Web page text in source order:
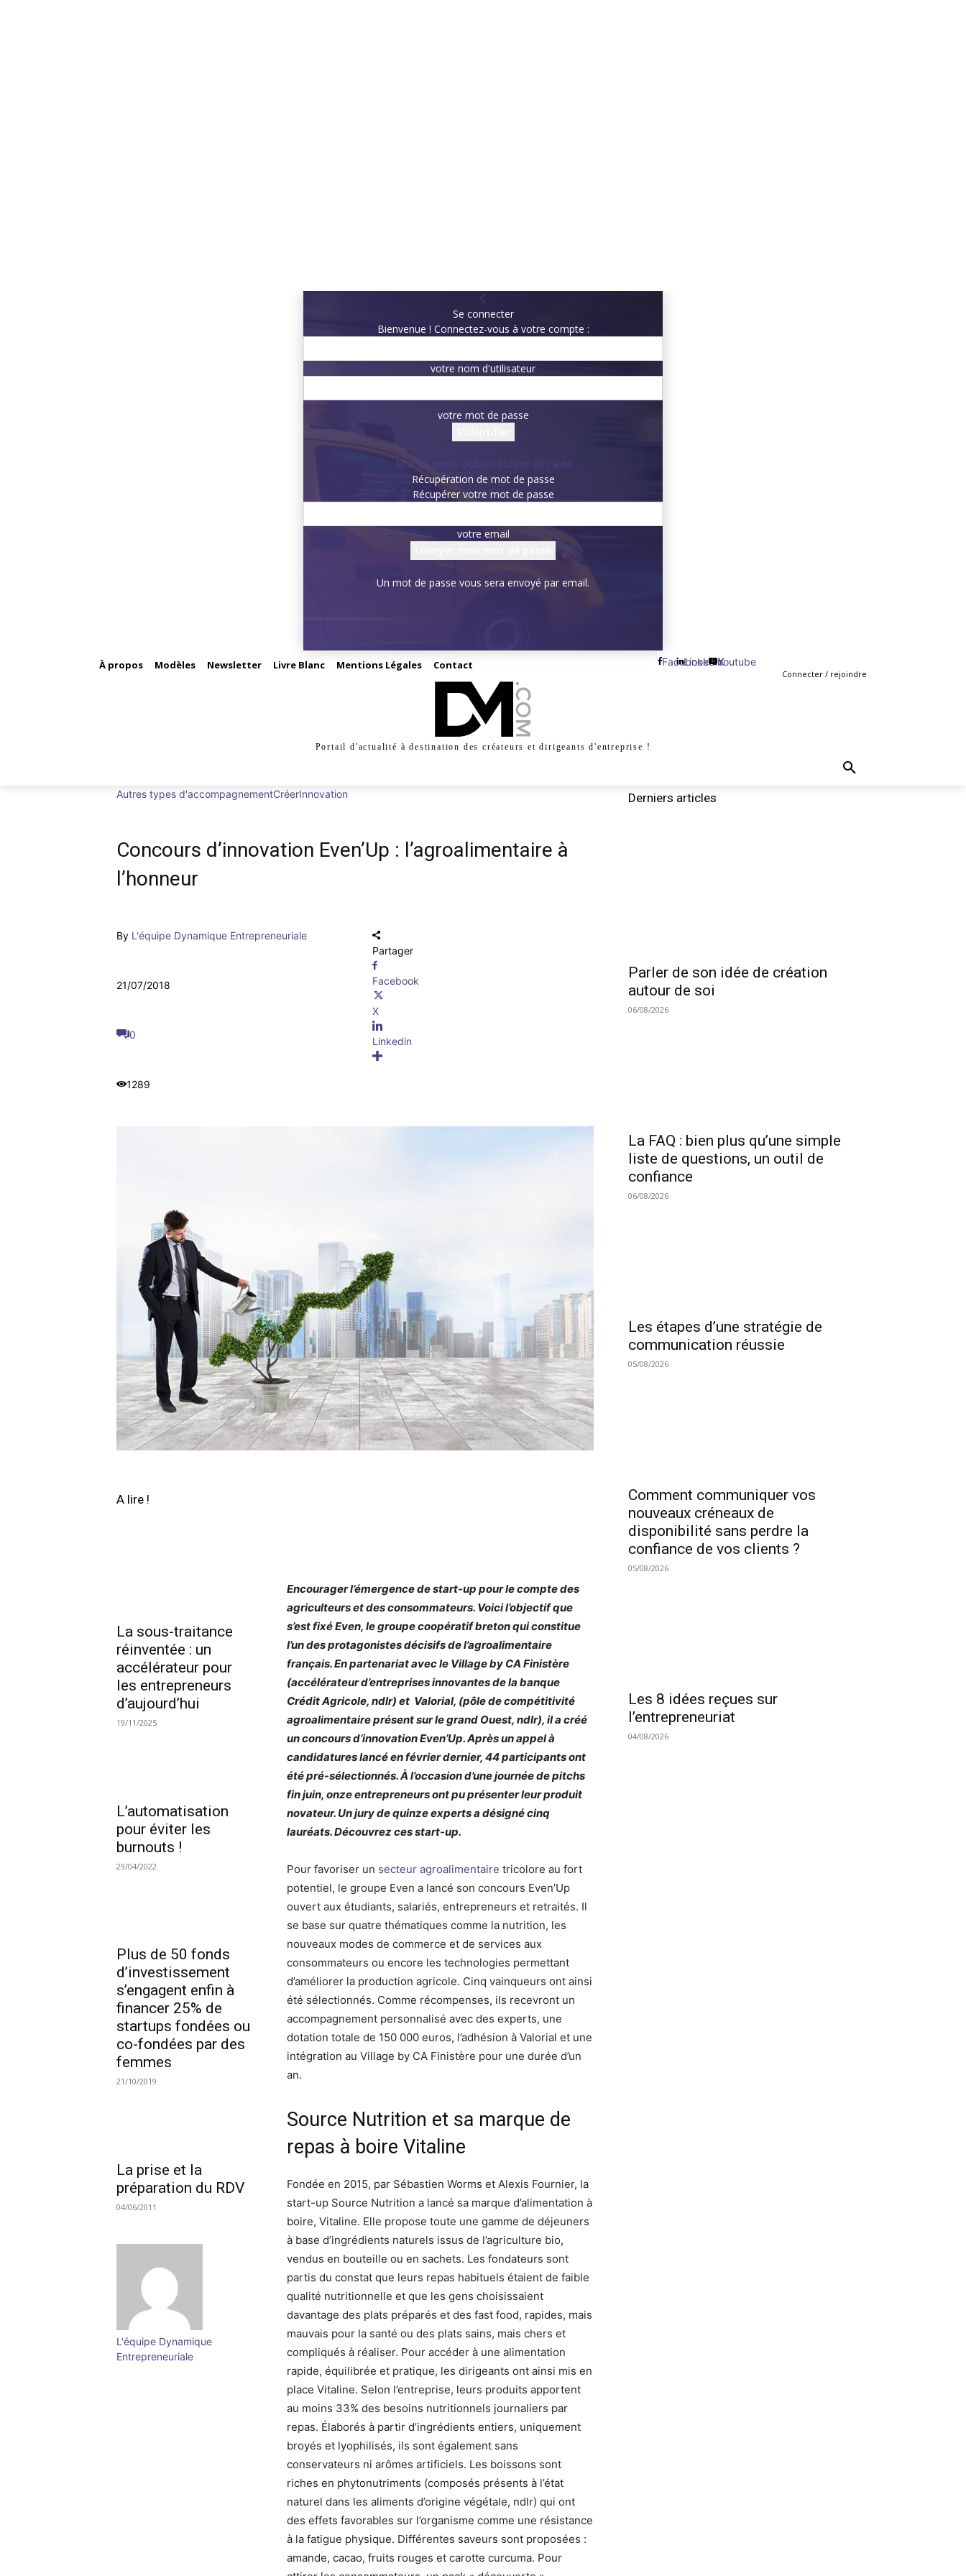
Se connecter
Bienvenue ! Connectez-vous à votre compte :
votre nom d'utilisateur
votre mot de passe
Mot de passe oublié? obtenir de l'aide
Récupération de mot de passe
Récupérer votre mot de passe
votre email
Un mot de passe vous sera envoyé par email.
À propos Modèles Newsletter Livre Blanc Mentions Légales Contact Facebook
Linkedin
X
Youtube
Connecter / rejoindre
Portail d'actualité à destination des créateurs et dirigeants d'entreprise !
Autres types d'accompagnementCréerInnovation
Concours d’innovation Even’Up : l’agroalimentaire à
l’honneur
By L'équipe Dynamique Entrepreneuriale
21/07/2018
0
1289
Partager
Facebook
X
Linkedin
A lire !
La sous-traitance
réinventée : un
accélérateur pour
les entrepreneurs
d’aujourd’hui
19/11/2025
L’automatisation
pour éviter les
burnouts !
29/04/2022
Plus de 50 fonds
d’investissement
s’engagent enfin à
financer 25% de
startups fondées ou
co-fondées par des
femmes
21/10/2019
La prise et la
préparation du RDV
04/06/2011
L'équipe Dynamique
Entrepreneuriale
Encourager l’émergence de start-up pour le compte des
agriculteurs et des consommateurs. Voici l’objectif que
s’est fixé Even, le groupe coopératif breton qui constitue
l’un des protagonistes décisifs de l’agroalimentaire
français. En partenariat avec le Village by CA Finistère
(accélérateur d’entreprises innovantes de la banque
Crédit Agricole, ndlr) et Valorial, (pôle de compétitivité
agroalimentaire présent sur le grand Ouest, ndlr), il a créé
un concours d’innovation Even’Up. Après un appel à
candidatures lancé en février dernier, 44 participants ont
été pré-sélectionnés. À l’occasion d’une journée de pitchs
fin juin, onze entrepreneurs ont pu présenter leur produit
novateur. Un jury de quinze experts a désigné cinq
lauréats. Découvrez ces start-up.
Pour favoriser un secteur agroalimentaire tricolore au fort
potentiel, le groupe Even a lancé son concours Even’Up
ouvert aux étudiants, salariés, entrepreneurs et retraités. Il
se base sur quatre thématiques comme la nutrition, les
nouveaux modes de commerce et de services aux
consommateurs ou encore les technologies permettant
d’améliorer la production agricole. Cinq vainqueurs ont ainsi
été sélectionnés. Comme récompenses, ils recevront un
accompagnement personnalisé avec des experts, une
dotation totale de 150 000 euros, l’adhésion à Valorial et une
intégration au Village by CA Finistère pour une durée d’un
an.
Source Nutrition et sa marque de
repas à boire Vitaline
Fondée en 2015, par Sébastien Worms et Alexis Fournier, la
start-up Source Nutrition a lancé sa marque d’alimentation à
boire, Vitaline. Elle propose toute une gamme de déjeuners
à base d’ingrédients naturels issus de l’agriculture bio,
vendus en bouteille ou en sachets. Les fondateurs sont
partis du constat que leurs repas habituels étaient de faible
qualité nutritionnelle et que les gens choisissaient
davantage des plats préparés et des fast food, rapides, mais
mauvais pour la santé ou des plats sains, mais chers et
compliqués à réaliser. Pour accéder à une alimentation
rapide, équilibrée et pratique, les dirigeants ont ainsi mis en
place Vitaline. Selon l’entreprise, leurs produits apportent
au moins 33% des besoins nutritionnels journaliers par
repas. Élaborés à partir d’ingrédients entiers, uniquement
broyés et lyophilisés, ils sont également sans
conservateurs ni arômes artificiels. Les boissons sont
riches en phytonutriments (composés présents à l’état
naturel dans les aliments d’origine végétale, ndlr) qui ont
des effets favorables sur l’organisme comme une résistance
à la fatigue physique. Différentes saveurs sont proposées :
amande, cacao, fruits rouges et carotte curcuma. Pour
Derniers articles
Parler de son idée de création
autour de soi
06/08/2026
La FAQ : bien plus qu’une simple
liste de questions, un outil de
confiance
06/08/2026
Les étapes d’une stratégie de
communication réussie
05/08/2026
Comment communiquer vos
nouveaux créneaux de
disponibilité sans perdre la
confiance de vos clients ?
05/08/2026
Les 8 idées reçues sur
l’entrepreneuriat
04/08/2026